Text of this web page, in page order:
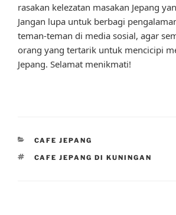
rasakan kelezatan masakan Jepang
Jangan lupa untuk berbagi
teman-teman di media sosial, agar
orang yang tertarik untuk mencicipi
Jepang. Selamat menikmati!
CATEGORIES
CAFE JEPANG
TAGS
CAFE JEPANG DI KUNINGAN